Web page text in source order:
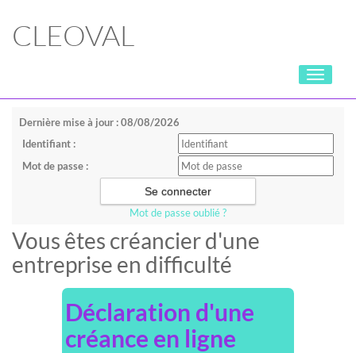
CLEOVAL
Toggle
Dernière mise à jour : 08/08/2026
Identifiant :
Mot de passe :
Mot de passe oublié ?
Vous êtes créancier d'une
entreprise en difficulté
Déclaration d'une
créance en ligne